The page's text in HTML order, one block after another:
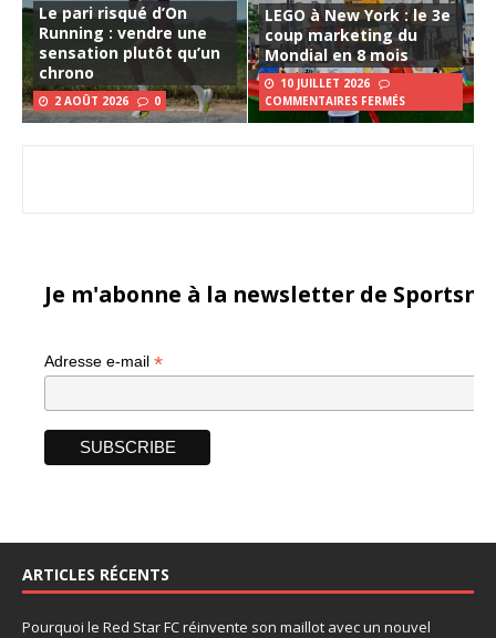
Le pari risqué d’On
Running : vendre une
sensation plutôt qu’un
chrono
2 AOÛT 2026 0
LEGO à New York : le 3e
coup marketing du
Mondial en 8 mois
10 JUILLET 2026
COMMENTAIRES FERMÉS
Je m'abonne à la newsletter de
Adresse e-mail *
ARTICLES RÉCENTS
Pourquoi le Red Star FC réinvente son maillot avec un nouvel